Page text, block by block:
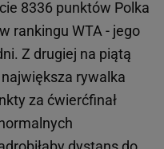
8336 punktów Polka
rankingu WTA - jego
Z drugiej na piątą
rywalka
za ćwierćfinał